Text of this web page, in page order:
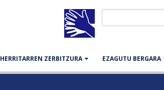
HERRITARREN ZERBITZURA EZAGUTU BERGARA